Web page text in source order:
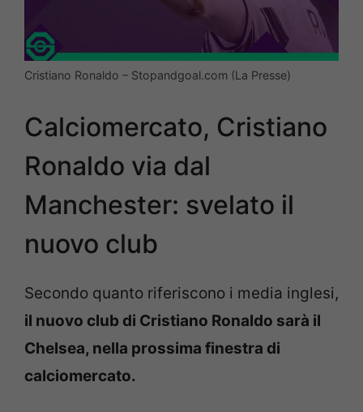
Cristiano Ronaldo – Stopandgoal.com (La Presse)
Calciomercato, Cristiano
Ronaldo via dal
Manchester: svelato il
nuovo club
Secondo quanto riferiscono i media inglesi,
il nuovo club di Cristiano Ronaldo sarà il
Chelsea, nella prossima finestra di
calciomercato.